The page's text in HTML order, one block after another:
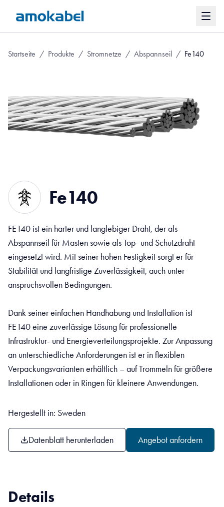
Startseite / Produkte / Stromnetze / Abspannseil / Fe140
Fe140
FE140 ist ein harter und langlebiger Draht, der als
Abspannseil für Masten sowie als Top- und Schutzdraht
eingesetzt wird. Mit seiner hohen Festigkeit sorgt er für
Stabilität und langfristige Zuverlässigkeit, auch unter
anspruchsvollen Bedingungen.
Dank seiner einfachen Handhabung und Installation ist
FE140 eine zuverlässige Lösung für professionelle
Infrastruktur- und Energieverteilungsprojekte. Zur Anpassung
an unterschiedliche Anforderungen ist er in flexiblen
Verpackungsvarianten erhältlich – auf Trommeln für größere
Installationen oder in Ringen für kleinere Anwendungen.
Hergestellt in: Sweden
Datenblatt herunterladen Angebot anfordern
Details